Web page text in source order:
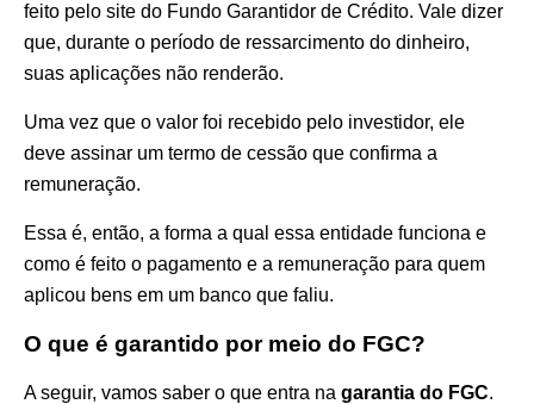
feito pelo site do Fundo Garantidor de Crédito. Vale dizer
que, durante o período de ressarcimento do dinheiro,
suas aplicações não renderão.
Uma vez que o valor foi recebido pelo investidor, ele
deve assinar um termo de cessão que confirma a
remuneração.
Essa é, então, a forma a qual essa entidade funciona e
como é feito o pagamento e a remuneração para quem
aplicou bens em um banco que faliu.
O que é garantido por meio do FGC?
A seguir, vamos saber o que entra na garantia do FGC.